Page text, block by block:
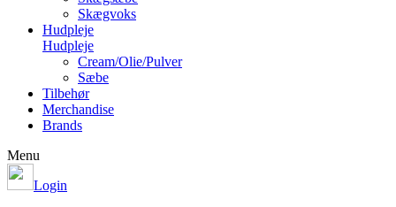
Skægvoks
Hudpleje
Hudpleje
Cream/Olie/Pulver
Sæbe
Tilbehør
Merchandise
Brands
Menu
Login